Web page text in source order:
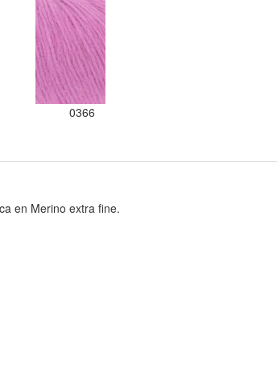
0366
en Merino extra fine.